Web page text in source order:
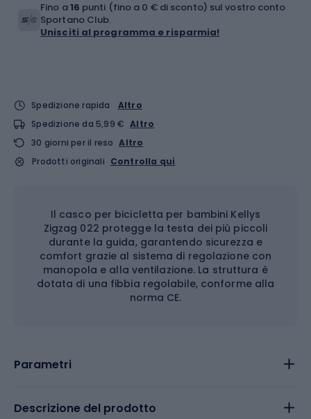
Fino a16 punti (fino a 0 € di sconto) sul vostro conto
Sportano Club.
Unisciti al programma e risparmia!
Spedizione rapida
Altro
Spedizione da 5,99 € Altro
30 giorni per il reso Altro
Prodotti originali Controlla qui
Il casco per bicicletta per bambini Kellys
Zigzag 022 protegge la testa dei più piccoli
durante la guida, garantendo sicurezza e
comfort grazie al sistema di regolazione con
manopola e alla ventilazione. La struttura è
dotata di una fibbia regolabile, conforme alla
norma CE.
Parametri
Descrizione del prodotto